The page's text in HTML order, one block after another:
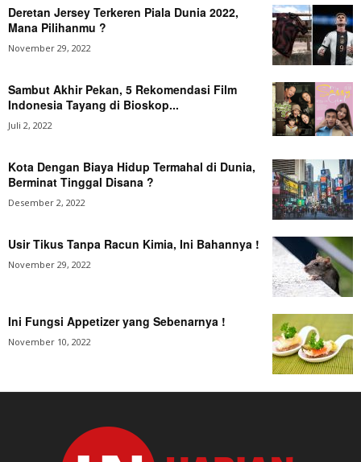
Deretan Jersey Terkeren Piala Dunia 2022,
Mana Pilihanmu ?
November 29, 2022
Sambut Akhir Pekan, 5 Rekomendasi Film
Indonesia Tayang di Bioskop...
Juli 2, 2022
Kota Dengan Biaya Hidup Termahal di Dunia,
Berminat Tinggal Disana ?
Desember 2, 2022
Usir Tikus Tanpa Racun Kimia, Ini Bahannya !
November 29, 2022
Ini Fungsi Appetizer yang Sebenarnya !
November 10, 2022